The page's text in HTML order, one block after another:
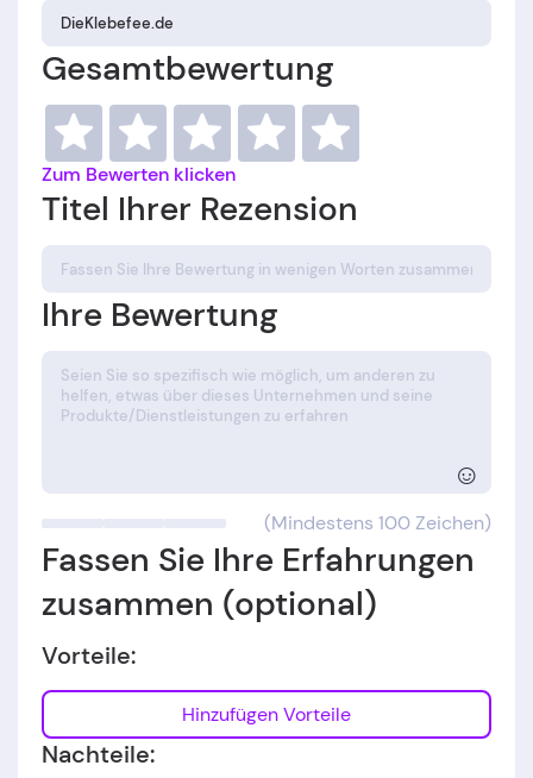
Gesamtbewertung
Zum Bewerten klicken
Titel Ihrer Rezension
Ihre Bewertung
☺
(Mindestens 100 Zeichen)
Fassen Sie Ihre Erfahrungen
zusammen (optional)
Vorteile:
Hinzufügen Vorteile
Nachteile: